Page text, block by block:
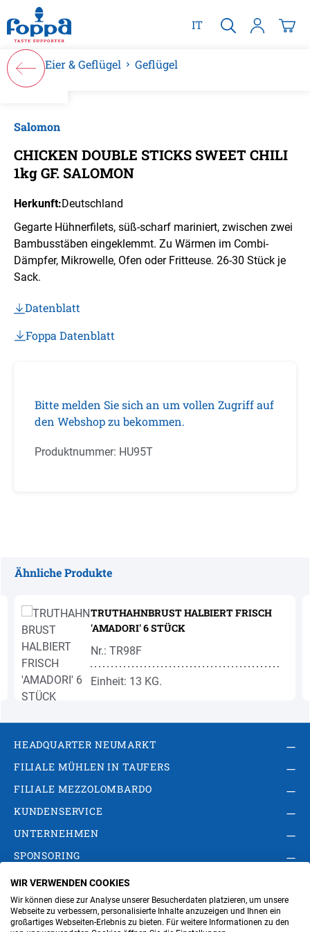
springen
IT
Eier & Geflügel Geflügel
Salomon
CHICKEN DOUBLE STICKS SWEET CHILI
1kg GF. SALOMON
Herkunft:Deutschland
Gegarte Hühnerfilets, süß-scharf mariniert, zwischen zwei
Bambusstäben eingeklemmt. Zu Wärmen im Combi-
Dämpfer, Mikrowelle, Ofen oder Fritteuse. 26-30 Stück je
Sack.
Datenblatt
Foppa Datenblatt
Bitte melden Sie sich an um vollen Zugriff auf
den Webshop zu bekommen.
Produktnummer: HU95T
Ähnliche Produkte
TRUTHAHNBRUST HALBIERT FRISCH
'AMADORI' 6 STÜCK
Nr.: TR98F
Einheit: 13 KG.
HEADQUARTER NEUMARKT
FILIALE MÜHLEN IN TAUFERS
FILIALE MEZZOLOMBARDO
KUNDENSERVICE
UNTERNEHMEN
SPONSORING
AGB Privacy Policy
Impressum
Cookie-Einstellungen ändern
Verwaltung
WIR VERWENDEN COOKIES
Wir können diese zur Analyse unserer Besucherdaten platzieren, um unsere
Webseite zu verbessern, personalisierte Inhalte anzuzeigen und Ihnen ein
großartiges Webseiten-Erlebnis zu bieten. Für weitere Informationen zu den